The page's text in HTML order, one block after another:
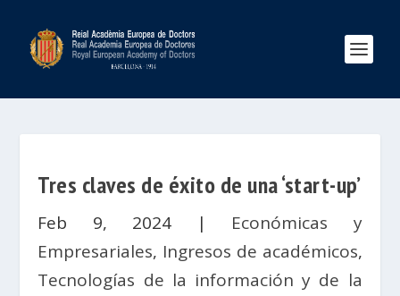
Tres claves de éxito de una ‘start-up’
Feb 9, 2024| Económicas y
Empresariales, Ingresos de académicos,
Tecnologías de la información y de la